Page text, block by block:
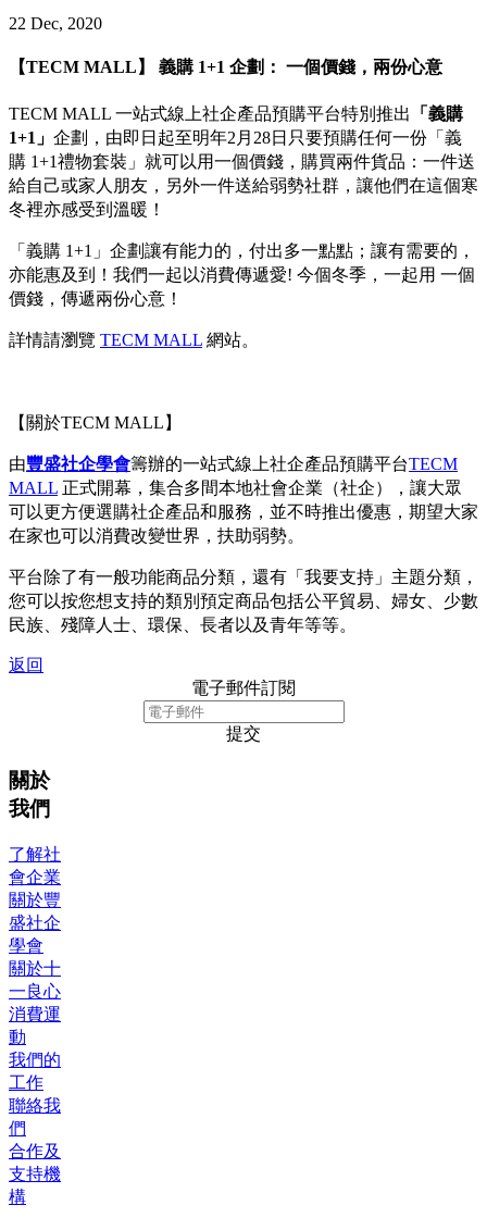
22 Dec, 2020
【TECM MALL】 義購 1+1 企劃： 一個價錢，兩份心意
TECM MALL 一站式線上社企產品預購平台特別推出
「義購
1+1」 企劃，由即日起至明年2月28日只要預購任何一份「義
購 1+1禮物套裝」就可以用一個價錢，購買兩件貨品：一件送
給自己或家人朋友，另外一件送給弱勢社群，讓他們在這個寒
冬裡亦感受到溫暖！
「義購 1+1」企劃讓有能力的，付出多一點點；讓有需要的，
亦能惠及到！我們一起以消費傳遞愛! 今個冬季，一起用 一個
價錢，傳遞兩份心意！
詳情請瀏覽 TECM MALL 網站。
【關於TECM MALL】
由豐盛社企學會籌辦的一站式線上社企產品預購平台TECM
MALL 正式開幕，集合多間本地社會企業（社企），讓大眾
可以更方便選購社企產品和服務，並不時推出優惠，期望大家
在家也可以消費改變世界，扶助弱勢。
平台除了有一般功能商品分類，還有「我要支持」主題分類，
您可以按您想支持的類別預定商品包括公平貿易、婦女、少數
民族、殘障人士、環保、長者以及青年等等。
返回
電子郵件訂閱
提交
關於
我們
了解社
會企業
關於豐
盛社企
學會
關於十
一良心
消費運
動
我們的
工作
聯絡我
們
合作及
支持機
構